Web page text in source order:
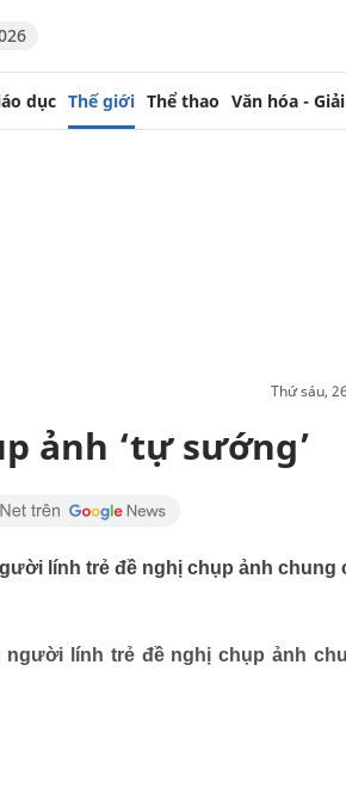
dục Thế giới Thể thao Văn hóa -
thứ sáu,
ảnh ‘tự sướng’
lính trẻ đề nghị chụp ảnh chung
lính trẻ đề nghị chụp ảnh